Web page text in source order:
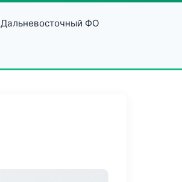
Дальневосточный ФО